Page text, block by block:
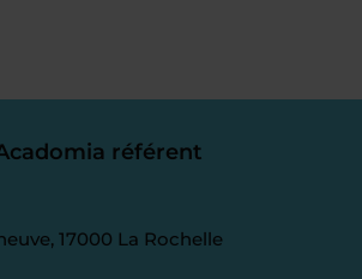
référent
17000 La Rochelle